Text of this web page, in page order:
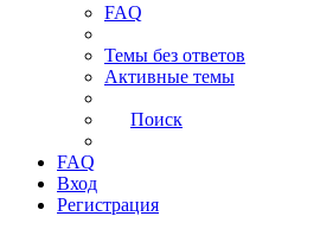
FAQ
Темы без ответов
Активные темы
Поиск
FAQ
Вход
Регистрация